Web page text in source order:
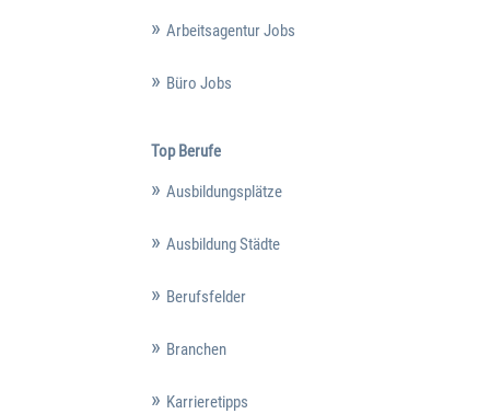
Arbeitsagentur Jobs
Büro Jobs
Top Berufe
Ausbildungsplätze
Ausbildung Städte
Berufsfelder
Branchen
Karrieretipps